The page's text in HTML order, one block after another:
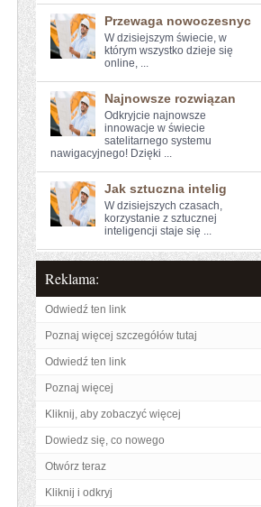
Przewaga nowoczesnyc
W dzisiejszym​ świecie, w
którym wszystko dzieje się‍
online, ...
Najnowsze rozwiązan
Odkryjcie najnowsze
innowacje w świecie
satelitarnego systemu
nawigacyjnego! Dzięki ...
Jak sztuczna intelig
W dzisiejszych czasach,
korzystanie z‍ sztucznej
inteligencji‌ staje się ...
Reklama:
Odwiedź ten link
Poznaj więcej szczegółów tutaj
Odwiedź ten link
Poznaj więcej
Kliknij, aby zobaczyć więcej
Dowiedz się, co nowego
Otwórz teraz
Kliknij i odkryj